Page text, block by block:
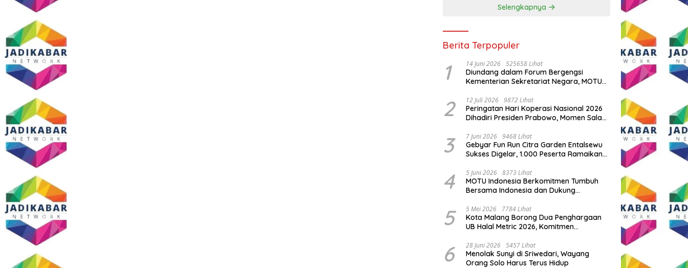
Selengkapnya
Berita Terpopuler
1 14 Juni 2026 525658 Lihat
Diundang dalam Forum Bergengsi
Kementerian Sekretariat Negara, MOTU
Indonesia
2 12 Juli 2026 9872 Lihat
Peringatan Hari Koperasi Nasional 2026
Dihadiri Presiden Prabowo, Momen Salam
3 7 Juni 2026 9468 Lihat
Gebyar Fun Run Citra Garden Entalsewu
Sukses Digelar, 1.000 Peserta Ramaikan
4 5 Juni 2026 8373 Lihat
MOTU Indonesia Berkomitmen Tumbuh
Bersama Indonesia dan Dukung
5 5 Mei 2026 7784 Lihat
Kota Malang Borong Dua Penghargaan
UB Halal Metric 2026, Komitmen
6 28 Juni 2026 5457 Lihat
Menolak Sunyi di Sriwedari, Wayang
Orang Solo Harus Terus Hidup